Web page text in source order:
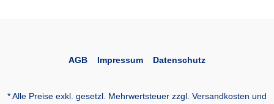
AGB Impressum Datenschutz
* Alle Preise exkl. gesetzl. Mehrwertsteuer zzgl. Versandkosten und